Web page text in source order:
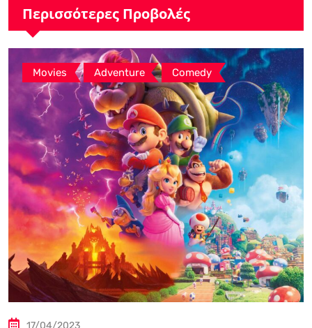
Περισσότερες Προβολές
Movies , Adventure , Comedy
17/04/2023